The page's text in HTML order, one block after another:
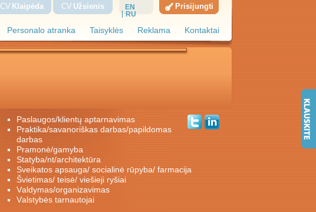
Personalo atranka Taisyklės Reklama Kontaktai
CV Klaipėda CV Užsienis
EN
RU
Prisijungti
paslaugos/klientų aptarnavimas
praktika/savanoriškas darbas/papildomas
darbas
pramonė/gamyba
statyba/nt/architektūra
sveikatos apsauga/ socialinė rūpyba/ farmacija
švietimas/ teisė/ viešieji ryšiai
valdymas/organizavimas
valstybės tarnautojai